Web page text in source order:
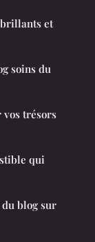
et
soins du
trésors
qui
blog sur